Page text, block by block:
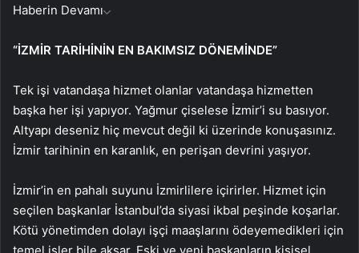
Haberin Devamı
“İZMİR TARİHİNİN EN BAKIMSIZ DÖNEMİNDE”
Tek işi vatandaşa hizmet olanlar vatandaşa hizmetten
başka her işi yapıyor. Yağmur çiselese İzmir’i su basıyor.
Altyapı deseniz hiç mevcut değil ki üzerinde konuşasınız.
İzmir tarihinin en karanlık, en perişan devrini yaşıyor.
İzmir’in en pahalı suyunu İzmirlilere içirirler. Hizmet için
seçilen başkanlar İstanbul’da siyasi ikbal peşinde koşarlar.
Kötü yönetimden dolayı işçi maaşlarını ödeyemedikleri için